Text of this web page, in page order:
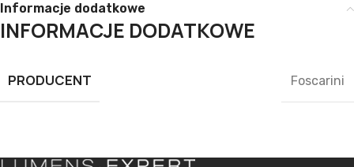
Informacje dodatkowe
INFORMACJE DODATKOWE
PRODUCENT Foscarini